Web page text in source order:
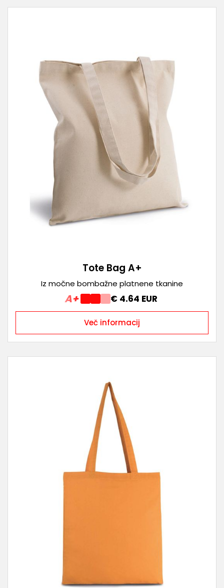
Tote Bag A+
Iz močne bombažne platnene tkanine
A+ € 4.64 EUR
Več informacij